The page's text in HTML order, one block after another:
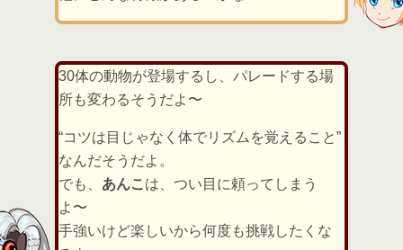
30体の動物が登場するし、パレードする場
所も変わるそうだよ〜
“コツは目じゃなく体でリズムを覚えること”
なんだそうだよ。
でも、 あんこ は、つい目に頼ってしまう
よ〜
手強いけど楽しいから何度も挑戦したくな